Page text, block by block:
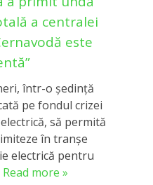
a centralei
este
într-o ședință
pe fondul crizei
să permită
în tranșe
electrică pentru
Read more »